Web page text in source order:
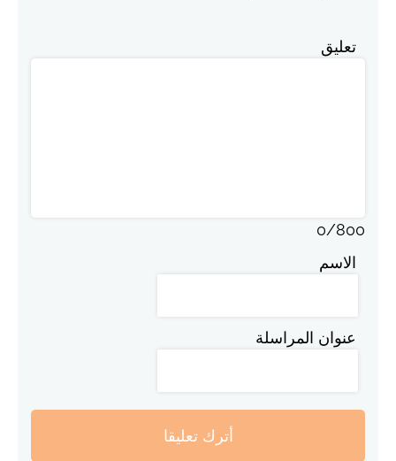
تعليق
0/800
الاسم
عنوان المراسلة
أترك تعليقا